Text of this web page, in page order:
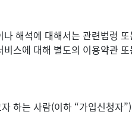
해석에 대해서는 관련법령
스에 대해 별도의 이용약관
하는 사람(이하 “가입신청자